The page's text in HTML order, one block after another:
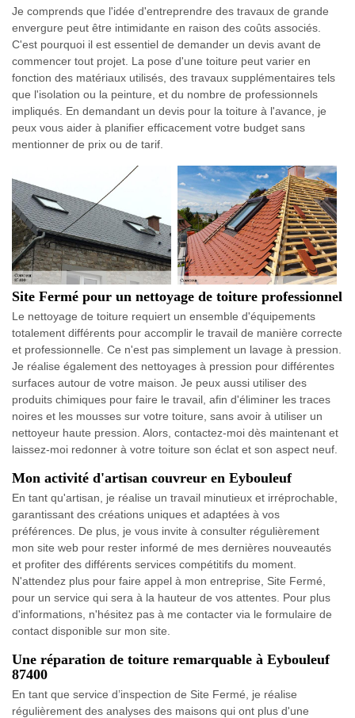
Je comprends que l'idée d'entreprendre des travaux de grande
envergure peut être intimidante en raison des coûts associés.
C'est pourquoi il est essentiel de demander un devis avant de
commencer tout projet. La pose d'une toiture peut varier en
fonction des matériaux utilisés, des travaux supplémentaires tels
que l'isolation ou la peinture, et du nombre de professionnels
impliqués. En demandant un devis pour la toiture à l'avance, je
peux vous aider à planifier efficacement votre budget sans
mentionner de prix ou de tarif.
Site Fermé pour un nettoyage de toiture professionnel
Le nettoyage de toiture requiert un ensemble d'équipements
totalement différents pour accomplir le travail de manière correcte
et professionnelle. Ce n'est pas simplement un lavage à pression.
Je réalise également des nettoyages à pression pour différentes
surfaces autour de votre maison. Je peux aussi utiliser des
produits chimiques pour faire le travail, afin d'éliminer les traces
noires et les mousses sur votre toiture, sans avoir à utiliser un
nettoyeur haute pression. Alors, contactez-moi dès maintenant et
laissez-moi redonner à votre toiture son éclat et son aspect neuf.
Mon activité d'artisan couvreur en Eybouleuf
En tant qu'artisan, je réalise un travail minutieux et irréprochable,
garantissant des créations uniques et adaptées à vos
préférences. De plus, je vous invite à consulter régulièrement
mon site web pour rester informé de mes dernières nouveautés
et profiter des différents services compétitifs du moment.
N'attendez plus pour faire appel à mon entreprise, Site Fermé,
pour un service qui sera à la hauteur de vos attentes. Pour plus
d'informations, n'hésitez pas à me contacter via le formulaire de
contact disponible sur mon site.
Une réparation de toiture remarquable à Eybouleuf
87400
En tant que service d’inspection de Site Fermé, je réalise
régulièrement des analyses des maisons qui ont plus d'une